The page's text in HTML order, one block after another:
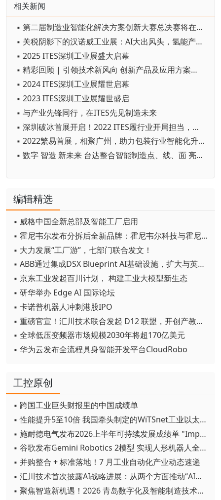
相关新闻
▪ 第二届制造业智能化解决方案创新大赛总决赛将在重庆永川举办
▪ 关税阴影下的汉诺威工业展：AI大出风头，氢能产品吸睛
▪ 2025 ITES深圳工业展盛大启幕
▪ 精彩回顾 | 引领技术新风向 创新产品及应用方案集结2024 ITES深圳工业展
▪ 2024 ITES深圳工业展耀世启幕
▪ 2023 ITES深圳工业展耀世盛启
▪ 与产业先锋同行，在ITES先见制造未来
▪ 深圳破冰首展开启！2022 ITES履行业开局担当，六月重装启航
▪ 2022繁易首展，相聚广州，助力包装行业智能化升级
▪ 数字 智造 新未来 台达整合智能制造点、线、面 亮相2021台北国际自动化工业大展
编辑精选
▪ 威格中国全新总部及智能工厂启用
▪ 霍尼韦尔发布分拆后全新品牌：霍尼韦尔科技与霍尼韦尔航空航天
▪ 大力发展“工厂游”，七部门联合发文！
▪ ABB通过集成DSX Blueprint AI基础设施，扩大与英伟达的合作
▪ 京东工业发起百川计划， 构建工业大模型新生态
▪ 研华举办 Edge AI 国际论坛
▪ 卡诺普机器人冲刺港股IPO
▪ 重磅官宣！汇川技术联合发起 D12 联盟，开创产教融合新范式
▪ 全球低压变频器市场规模2030年将超170亿美元
▪ 华为云发布全流程具身智能开发平台CloudRobo
工控原创
▪ 跨国工业巨头财报里的中国成绩单
▪ 性能提升5至10倍 我国牵头制定的WiTSnet工业以太网国际标准正式发布
▪ 施耐德电气发布2026上半年可持续发展成绩单 "Impact 2030"路线图开局稳健
▪ 谷歌发布Gemini Robotics 2模型 实现人形机器人全身智能控制突破
▪ 并购整合 + 标准落地！7 月工业自动化产业动态速递
▪ 汇川技术首次披露AI战略进展：从两个方面推动“AI业务化”落地
▪ 聚焦智造新机遇！2026 青岛数字化及智能制造技术论坛圆满落幕